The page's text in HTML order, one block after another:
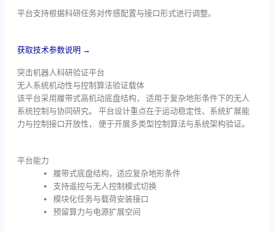
平台支持根据科研任务对传感配置与接口形式进行调整。
获取技术参数说明 →
突击机器人科研验证平台
无人系统机动性与控制算法验证载体
该平台采用履带式高机动底盘结构， 适用于复杂地形条件下的无人
系统控制与协同研究。 平台设计重点在于运动稳定性、系统扩展能
力与控制接口开放性， 便于开展多类型控制算法与系统架构验证。
平台能力
履带式底盘结构，适应复杂地形条件
支持遥控与无人控制模式切换
模块化任务与载荷安装接口
预留算力与电源扩展空间